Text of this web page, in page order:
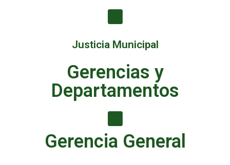
Justicia Municipal
Gerencias y
Departamentos
Gerencia General